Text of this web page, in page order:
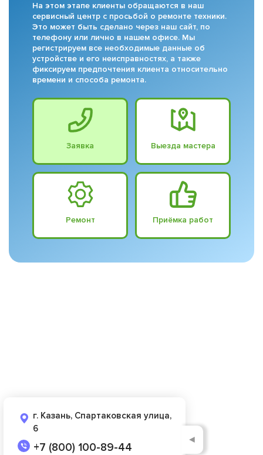
На этом этапе клиенты обращаются в наш
сервисный центр с просьбой о ремонте техники.
Это может быть сделано через наш сайт, по
телефону или лично в нашем офисе. Мы
регистрируем все необходимые данные об
устройстве и его неисправностях, а также
фиксируем предпочтения клиента относительно
времени и способа ремонта.
Заявка Выезда мастера
Ремонт Приёмка работ
г. Казань, Спартаковская улица,
6
+7 (800) 100-89-44
◄